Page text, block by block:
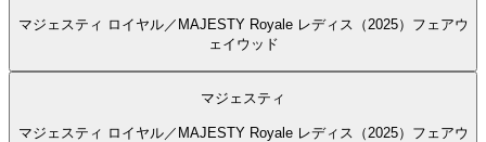
マジェスティ ロイヤル／MAJESTY Royale レディス（2025）フェアウ
ェイウッド
マジェスティ
マジェスティ ロイヤル／MAJESTY Royale レディス（2025）フェアウ